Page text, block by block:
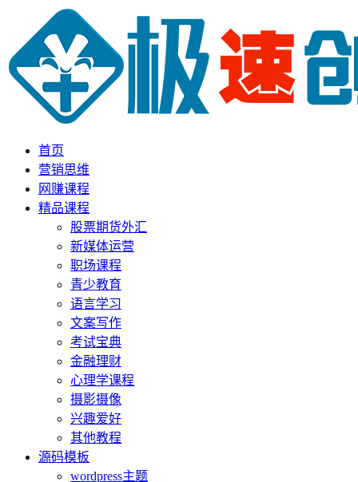
首页
营销思维
网赚课程
精品课程
股票期货外汇
新媒体运营
职场课程
青少教育
语言学习
文案写作
考试宝典
金融理财
心理学课程
摄影摄像
兴趣爱好
其他教程
源码模板
wordpress主题